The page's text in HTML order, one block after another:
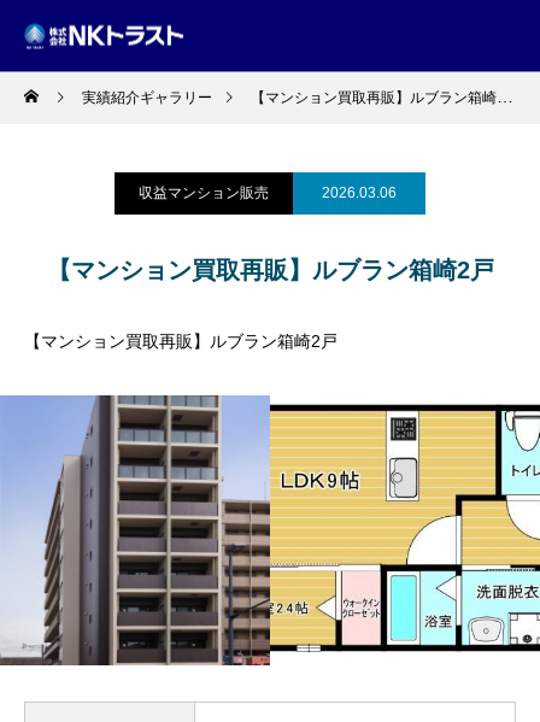
実績紹介ギャラリー 【マンション買取再販】ルブラン箱崎2戸
収益マンション販売 2026.03.06
【マンション買取再販】ルブラン箱崎2戸
【マンション買取再販】ルブラン箱崎2戸